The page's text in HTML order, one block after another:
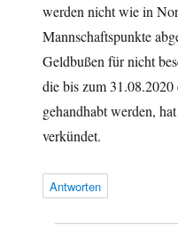
werden nicht wie in
Mannschaftspunkte
Geldbußen für nicht
die bis zum
gehandhabt werden,
verkündet.
Antworten